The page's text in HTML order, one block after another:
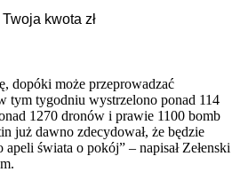
dopóki może przeprowadzać
tym tygodniu wystrzelono ponad 114
1270 dronów i prawie 1100 bomb
już dawno zdecydował, że będzie
świata o pokój” – napisał Zełenski